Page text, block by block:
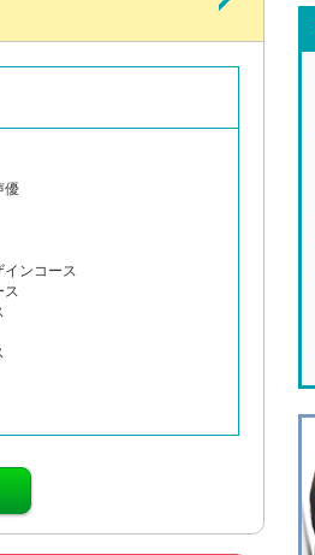
優
ンコース